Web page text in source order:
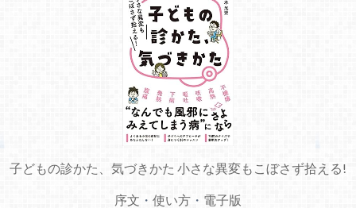
子どもの診かた、気づきかた 小さな異変もこぼさず拾える!
序文 ・ 使い方・ 電子版